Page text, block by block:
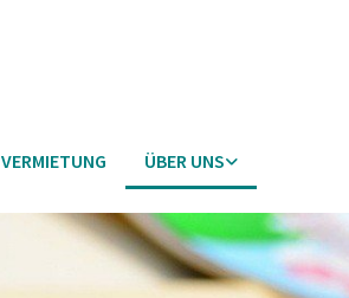
VERMIETUNG ÜBER UNS